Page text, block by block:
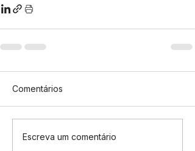
Comentários
Escreva um comentário